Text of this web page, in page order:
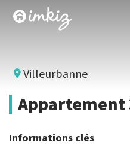
Villeurbanne
Appartement
Informations clés